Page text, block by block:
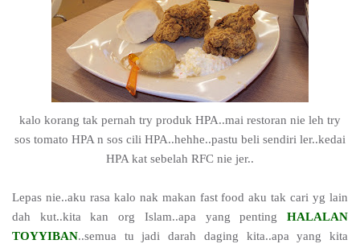
kalo korang tak pernah try produk HPA..mai restoran nie leh try
sos tomato HPA n sos cili HPA..hehhe..pastu beli sendiri ler..kedai
HPA kat sebelah RFC nie jer..
Lepas nie..aku rasa kalo nak makan fast food aku tak cari yg lain
dah kut..kita kan org Islam..apa yang penting HALALAN
TOYYIBAN..semua tu jadi darah daging kita..apa yang kita